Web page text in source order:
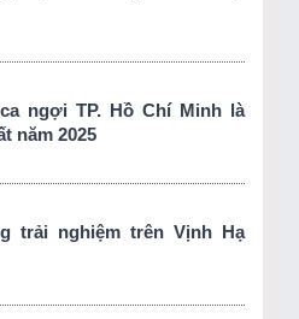
ngợi TP. Hồ Chí Minh là
năm 2025
trải nghiệm trên Vịnh Hạ